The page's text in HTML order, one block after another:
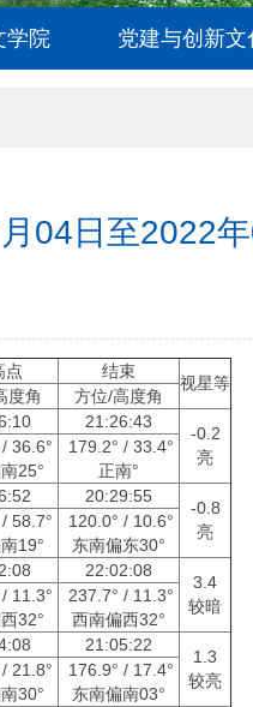
学院 党建与创新文
04日至2022年
点 结束
视星等
度角 方位/高度角
21:26:43
-0.2
亮
36.6°
25°
179.2° / 33.4°
正南°
20:29:55
-0.8
亮
58.7°
19°
120.0° / 10.6°
东南偏东30°
22:02:08
3.4
较暗
11.3°
32°
237.7° / 11.3°
西南偏西32°
21:05:22
1.3
较亮
21.8°
30°
176.9° / 17.4°
东南偏南03°